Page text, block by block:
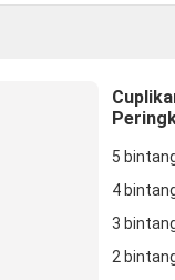
5
4
3
2